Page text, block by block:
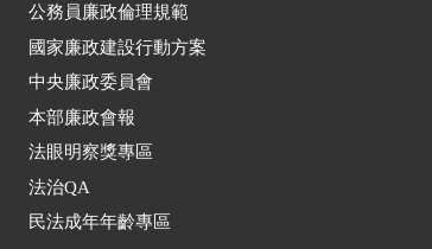
公務員廉政倫理規範
國家廉政建設行動方案
中央廉政委員會
本部廉政會報
法眼明察獎專區
法治QA
民法成年年齡專區